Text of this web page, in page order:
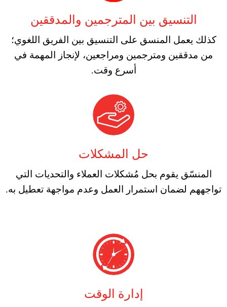
التنسيق بين المترجمين والمدققين
كذلك يعمل المنسق على التنسيق بين الفريق اللغوي؛
من مدققين ومترجمين ومراجعين، لإنجاز المهمة في
أسرع وقت.
حل المشكلات
المنسّق يقوم بحل مُشكلات العملاء والتحديات التي
تواجههم لضمان استمرار العمل وعدم مواجهة تعطيل به.
إدارة الوقت